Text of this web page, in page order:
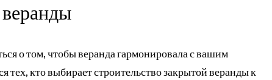
о том, чтобы веранда гармонировала с вашим
тех, кто выбирает строительство закрытой веранды к